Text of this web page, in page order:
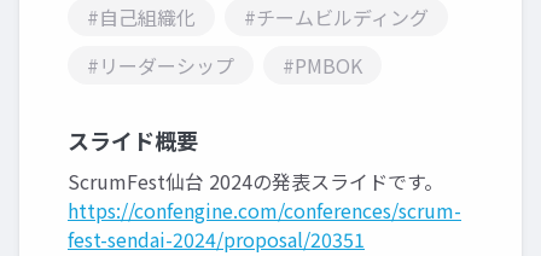
#自己組織化
#チームビルディング
#リーダーシップ
#PMBOK
スライド概要
ScrumFest仙台 2024の発表スライドです。
https://confengine.com/conferences/scrum-
fest-sendai-2024/proposal/20351